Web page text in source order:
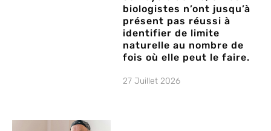
biologistes n’ont jusqu’à
présent pas réussi à
identifier de limite
naturelle au nombre de
fois où elle peut le faire.
27 Juillet 2026